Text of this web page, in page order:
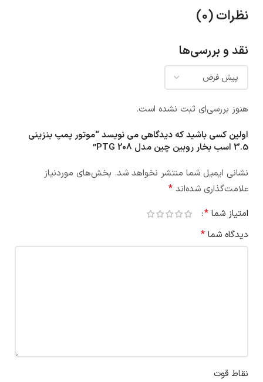
نظرات (0)
نقد و بررسی‌ها
هنوز بررسی‌ای ثبت نشده است.
اولین کسی باشید که دیدگاهی می نویسد “موتور پمپ بنزینی
3.5 اسب بخار روبین چین مدل PTG 208”
نشانی ایمیل شما منتشر نخواهد شد. بخش‌های موردنیاز
علامت‌گذاری شده‌اند *
امتیاز شما *
دیدگاه شما *
نقاط قوت